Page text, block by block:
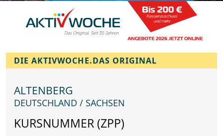
DIE AKTIVWOCHE.DAS ORIGINAL
ALTENBERG
DEUTSCHLAND / SACHSEN
KURSNUMMER (ZPP)